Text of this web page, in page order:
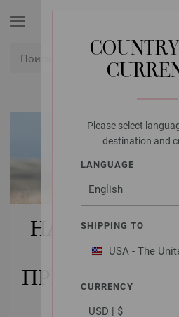
Please select
destination and
LANGUAGE
SHIPPING TO
USA - The
of America
CURRENCY
НАБОРЫ